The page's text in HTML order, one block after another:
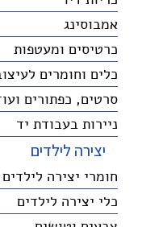
אמבוסינג
כרטיסים ומעטפות
כלים וחומרים
סרטים, כפתורים
ניירות בעבודת יד
יצירה לילדים
חומרי יצירה לילדים
כלי יצירה לילדים